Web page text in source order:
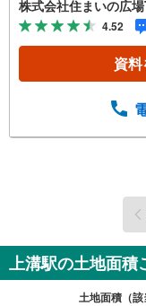
うち住宅の割
ウンさせやす
0】人気物
お電話下さ
っておりま
なスタッフ
でお気軽に
で、お車で
株式会社住まいの広
4.52
資
上溝駅の土地面積
土地面積（該